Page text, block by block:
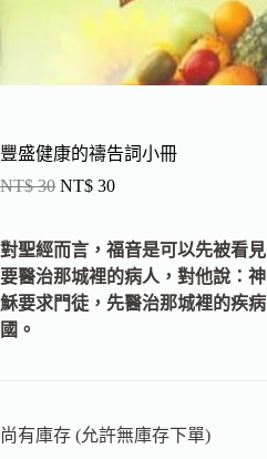
豐盛健康的禱告詞小冊
NT$30 NT$ 30
對聖經而言，福音是可以先被看
要醫治那城裡的病人，對他說：
穌要求門徒，先醫治那城裡的疾
國。
尚有庫存 (允許無庫存下單)